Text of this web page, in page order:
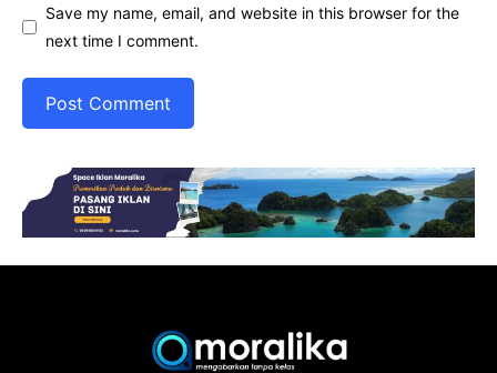
Save my name, email, and website in this browser for the
next time I comment.